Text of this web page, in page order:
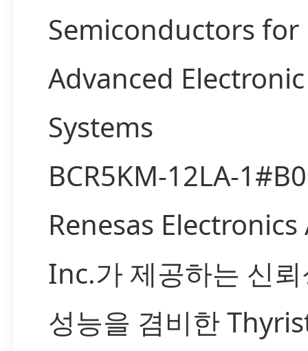
Semiconductors for
Advanced Electronic
Systems
BCR5KM-12LA-
Renesas
Inc.가 제공하는 신
성능을 겸비한